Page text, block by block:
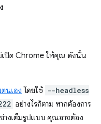
ปิด Chrome ให้คุณ ดังนั้น
นเอง โดยใช้ --headless
อย่างไรก็ตาม หากต้องการ
างเต็มรูปแบบ คุณอาจต้อง